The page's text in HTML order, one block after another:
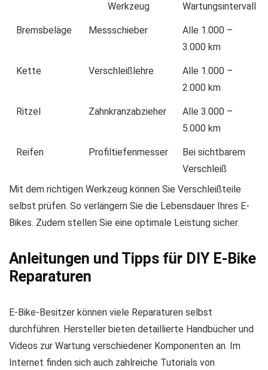
Werkzeug
Wartungsintervall
Bremsbeläge Messschieber
Alle 1.000 –
3.000 km
Kette Verschleißlehre
Alle 1.000 –
2.000 km
Ritzel Zahnkranzabzieher
Alle 3.000 –
5.000 km
Reifen Profiltiefenmesser
Bei sichtbarem
Verschleiß
Mit dem richtigen Werkzeug können Sie Verschleißteile
selbst prüfen. So verlängern Sie die Lebensdauer Ihres E-
Bikes. Zudem stellen Sie eine optimale Leistung sicher.
Anleitungen und Tipps für DIY E-Bike
Reparaturen
E-Bike-Besitzer können viele Reparaturen selbst
durchführen. Hersteller bieten detaillierte Handbücher und
Videos zur Wartung verschiedener Komponenten an. Im
Internet finden sich auch zahlreiche Tutorials von